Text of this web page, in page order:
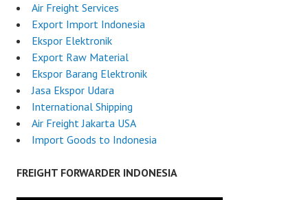
Air Freight Services
Export Import Indonesia
Ekspor Elektronik
Export Raw Material
Ekspor Barang Elektronik
Jasa Ekspor Udara
International Shipping
Air Freight Jakarta USA
Import Goods to Indonesia
FREIGHT FORWARDER INDONESIA